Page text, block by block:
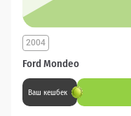
Ford Mondeo
2004
Ваш кешбек